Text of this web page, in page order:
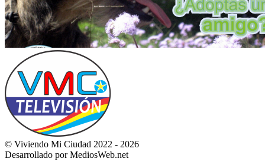
© Viviendo Mi Ciudad 2022 - 2026
Desarrollado por MediosWeb.net